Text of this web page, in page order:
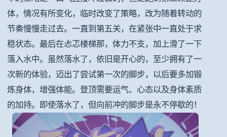
体，情况有所变化，临时改变了策略，改为随着转动的
节奏慢慢走过去。一直到第五关，在紧张中一直处于求
稳状态。最后在忐忑楼梯那，体力不支，加上滑了一下
落入水中。虽然落水了，依旧是开心的，至少拥有了一
次新的体验，迈出了尝试第一次的脚步，以后要多加锻
炼身体，增强体能。登顶需要运气、心态以及身体素质
的加持。即使落水了，但向前冲的脚步是永不停歇的！